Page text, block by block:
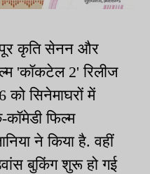
कृति सेनन और
'कॉकटेल 2' रिलीज
को सिनेमाघरों में
फिल्म
ने किया है. वहीं
बुकिंग शुरू हो गई